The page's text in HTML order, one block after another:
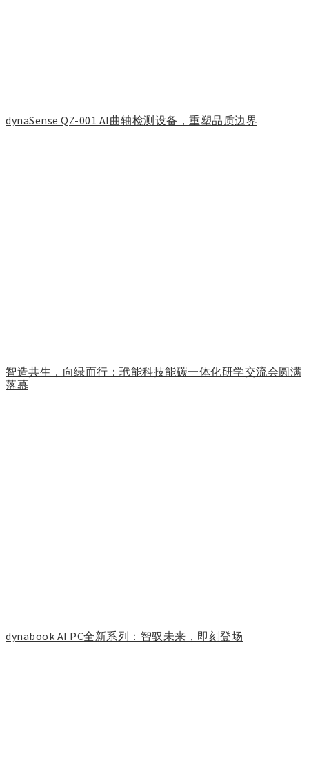
dynaSense QZ-001 AI曲轴检测设备，重塑品质边界
智造共生，向绿而行：玳能科技能碳一体化研学交流会圆满
落幕
dynabook AI PC全新系列：智驭未来，即刻登场